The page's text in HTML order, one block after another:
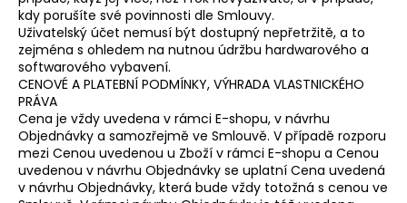
kdy porušíte své povinnosti dle Smlouvy.
Uživatelský účet nemusí být dostupný nepřetržitě, a to
zejména s ohledem na nutnou údržbu hardwarového a
softwarového vybavení.
CENOVÉ A PLATEBNÍ PODMÍNKY, VÝHRADA VLASTNICKÉHO
PRÁVA
Cena je vždy uvedena v rámci E-shopu, v návrhu
Objednávky a samozřejmě ve Smlouvě. V případě rozporu
mezi Cenou uvedenou u Zboží v rámci E-shopu a Cenou
uvedenou v návrhu Objednávky se uplatní Cena uvedená
v návrhu Objednávky, která bude vždy totožná s cenou ve